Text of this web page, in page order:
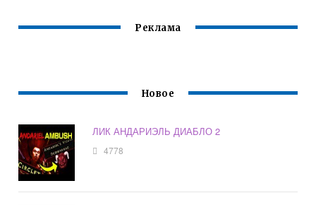
Реклама
Новое
ЛИК АНДАРИЭЛЬ ДИАБЛО 2
4778